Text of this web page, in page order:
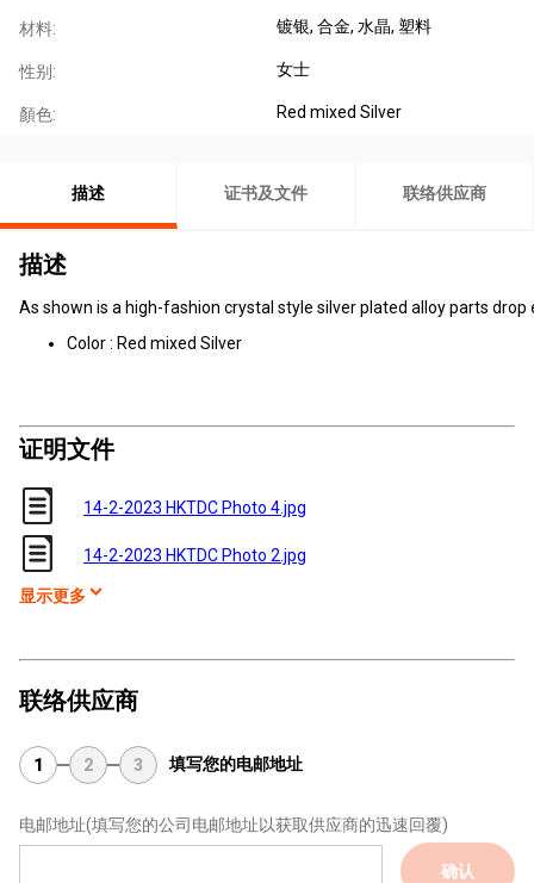
材料: 镀银, 合金, 水晶, 塑料
性别: 女士
顏色: Red mixed Silver
描述 证书及文件 联络供应商
描述
As shown is a high-fashion crystal style silver plated alloy parts drop
Color : Red mixed Silver
证明文件
14-2-2023 HKTDC Photo 4.jpg
14-2-2023 HKTDC Photo 2.jpg
显示更多
联络供应商
1 2 3 填写您的电邮地址
电邮地址(填写您的公司电邮地址以获取供应商的迅速回覆)
确认